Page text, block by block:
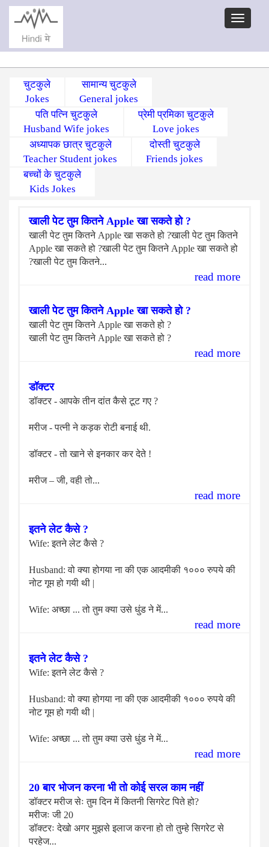
चुटकुले
Jokes
सामान्य चुटकुले
General jokes
पति पत्नि चुटकुले
Husband Wife jokes
प्रेमी प्रमिका चुटकुले
Love jokes
अध्यापक छात्र चुटकुले
Teacher Student jokes
दोस्ती चुटकुले
Friends jokes
बच्चों के चुटकुले
Kids Jokes
खाली पेट तुम कितने Apple खा सकते हो ?
खाली पेट तुम कितने Apple खा सकते हो ?खाली पेट तुम कितने
Apple खा सकते हो ?खाली पेट तुम कितने Apple खा सकते हो
?खाली पेट तुम कितने...
read more
खाली पेट तुम कितने Apple खा सकते हो ?
खाली पेट तुम कितने Apple खा सकते हो ?
खाली पेट तुम कितने Apple खा सकते हो ?
read more
डॉक्टर
डॉक्टर - आपके तीन दांत कैसे टूट गए ?
मरीज - पत्नी ने कड़क रोटी बनाई थी.
डॉक्टर - तो खाने से इनकार कर देते !
मरीज – जी, वही तो...
read more
इतने लेट कैसे ?
Wife: इतने लेट कैसे ?
Husband: वो क्या होगया ना की एक आदमीकी १००० रुपये की
नोट गूम हो गयी थी |
Wife: अच्छा ... तो तुम क्या उसे धुंड ने में...
read more
इतने लेट कैसे ?
Wife: इतने लेट कैसे ?
Husband: वो क्या होगया ना की एक आदमीकी १००० रुपये की
नोट गूम हो गयी थी |
Wife: अच्छा ... तो तुम क्या उसे धुंड ने में...
read more
20 बार भोजन करना भी तो कोई सरल काम नहीं
डॉक्टर मरीज सेः तुम दिन में कितनी सिगरेट पिते हो?
मरीजः जी 20
डॉक्टरः देखो अगर मुझसे इलाज करना हो तो तुम्हे सिगरेट से
परहेज...